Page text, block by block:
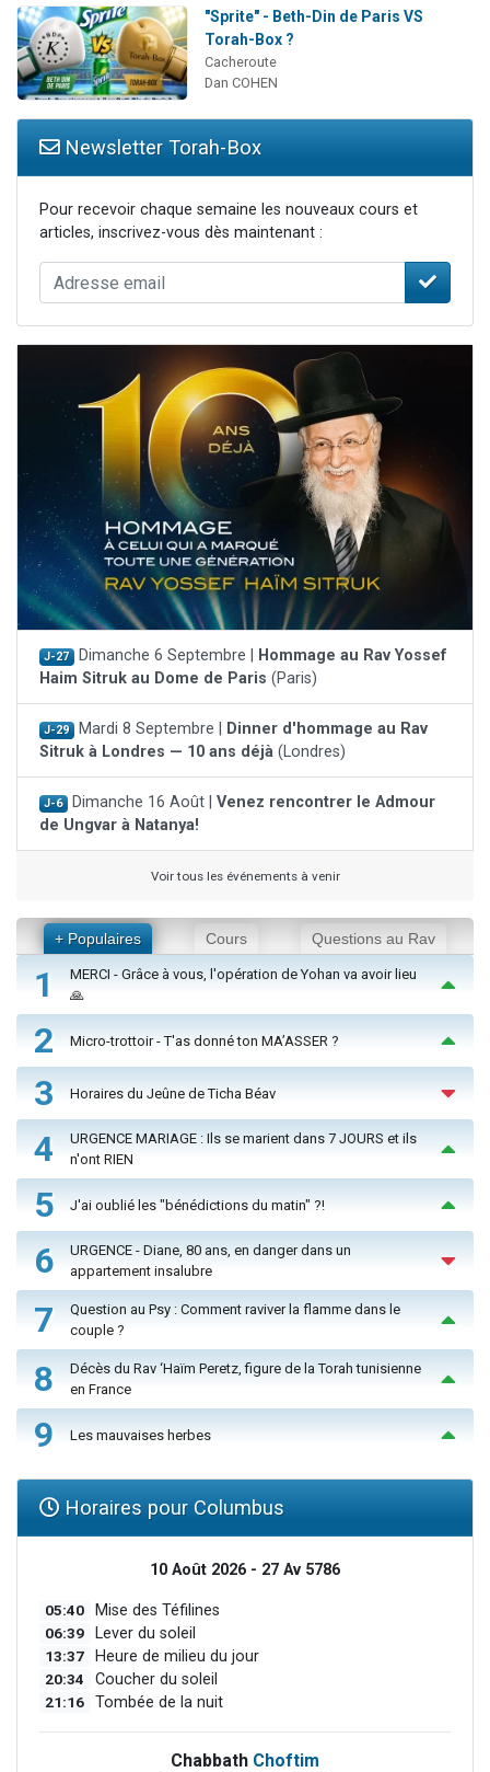
"Sprite" - Beth-Din de Paris VS
Torah-Box ?
Cacheroute
Dan COHEN
Newsletter Torah-Box
Pour recevoir chaque semaine les nouveaux cours et
articles, inscrivez-vous dès maintenant :
J-27 Dimanche 6 Septembre |
Hommage au Rav Yossef
Haim Sitruk au Dome de Paris (Paris)
J-29 Mardi 8 Septembre |
Dinner d'hommage au Rav
Sitruk à Londres — 10 ans déjà (Londres)
J-6 Dimanche 16 Août | Venez rencontrer le Admour
de Ungvar à Natanya!
Voir tous les événements à venir
+ Populaires Cours Questions au Rav
1
MERCI - Grâce à vous, l'opération de Yohan va avoir lieu
🙏
2 Micro-trottoir - T'as donné ton MA’ASSER ?
3 Horaires du Jeûne de Ticha Béav
4
URGENCE MARIAGE : Ils se marient dans 7 JOURS et ils
n'ont RIEN
5 J'ai oublié les "bénédictions du matin" ?!
6
URGENCE - Diane, 80 ans, en danger dans un
appartement insalubre
7
Question au Psy : Comment raviver la flamme dans le
couple ?
8
Décès du Rav ‘Haïm Peretz, figure de la Torah tunisienne
en France
9 Les mauvaises herbes
Horaires pour Columbus
10 Août 2026 - 27 Av 5786
05:40 Mise des Téfilines
06:39 Lever du soleil
13:37 Heure de milieu du jour
20:34 Coucher du soleil
21:16 Tombée de la nuit
Chabbath Choftim